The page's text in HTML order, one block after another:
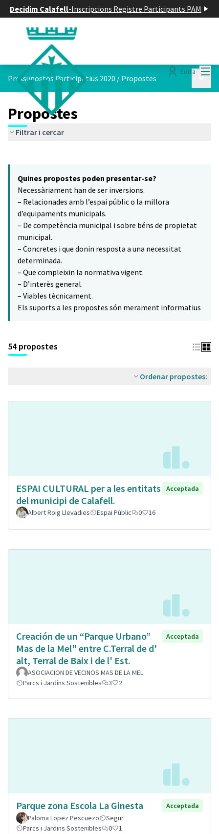
Decidim Calafell-Inscripcions Registre Participants PAM
Entra
Pressupostos Participatius 2020 / Propostes
Propostes
Filtrar i cercar
−
Quines propostes poden presentar-se?
Necessàriament han de ser inversions.
– Relacionades amb l’espai públic o la millora
d’equipaments municipals.
– De competència municipal i sobre béns de propietat
municipal.
– Concretes i que donin resposta a una necessitat
determinada.
– Que compleixin la normativa vigent.
– D’interès general.
– Viables tècnicament.
Els suports a les propostes són merament informatius
54 propostes
Ordenar propostes:
ESPAI CULTURAL per a les entitats
del municipi de Calafell.
Acceptada
Albert Roig Llevadies Espai Públic 0 16
Creación de un “Parque Urbano”
Mas de la Mel" entre C.Terral de d'
alt, Terral de Baix i de l' Est.
Acceptada
ASOCIACION DE VECINOS MAS DE LA MEL
Parcs i Jardins Sostenibles
3 2
Parque zona Escola La Ginesta
Acceptada
Paloma Lopez Pescuezo
Segur
Parcs i Jardins Sostenibles
0 1